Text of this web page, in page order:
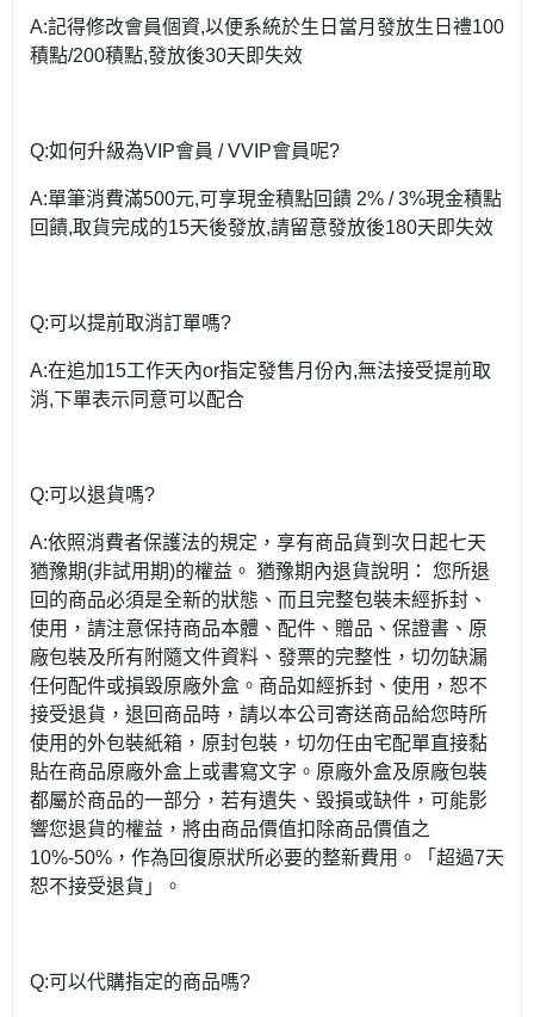
A:記得修改會員個資,以便系統於生日當月發放生日禮100
積點/200積點,發放後30天即失效
Q:如何升級為VIP會員 / VVIP會員呢?
A:單筆消費滿500元,可享現金積點回饋 2% / 3%現金積點
回饋,取貨完成的15天後發放,請留意發放後180天即失效
Q:可以提前取消訂單嗎?
A:在追加15工作天內or指定發售月份內,無法接受提前取
消,下單表示同意可以配合
Q:可以退貨嗎?
A:依照消費者保護法的規定，享有商品貨到次日起七天
猶豫期(非試用期)的權益。 猶豫期內退貨說明： 您所退
回的商品必須是全新的狀態、而且完整包裝未經拆封、
使用，請注意保持商品本體、配件、贈品、保證書、原
廠包裝及所有附隨文件資料、發票的完整性，切勿缺漏
任何配件或損毀原廠外盒。商品如經拆封、使用，恕不
接受退貨，退回商品時，請以本公司寄送商品給您時所
使用的外包裝紙箱，原封包裝，切勿任由宅配單直接黏
貼在商品原廠外盒上或書寫文字。原廠外盒及原廠包裝
都屬於商品的一部分，若有遺失、毀損或缺件，可能影
響您退貨的權益，將由商品價值扣除商品價值之
10%-50%，作為回復原狀所必要的整新費用。「超過7天
恕不接受退貨」。
Q:可以代購指定的商品嗎?